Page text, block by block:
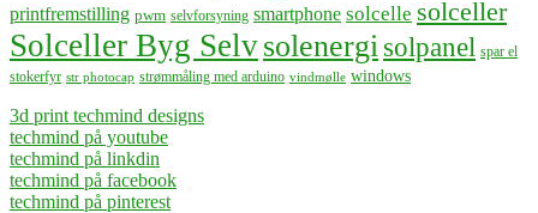
printfremstilling pwm selvforsyning smartphone solcelle solceller
Solceller Byg Selvsolenergisolpanel spar el
stokerfyr str photocap strømmåling med arduino vindmølle windows
3d print techmind designs
techmind på youtube
techmind på linkdin
techmind på facebook
techmind på pinterest